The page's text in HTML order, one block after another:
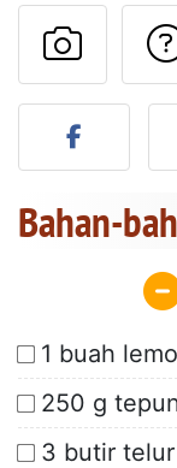
Bahan-
1 buah
250 g
3 butir telur